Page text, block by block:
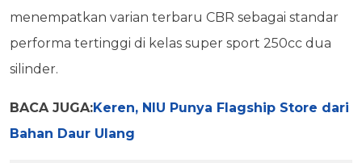
menempatkan varian terbaru CBR sebagai standar
performa tertinggi di kelas super sport 250cc dua
silinder.
BACA JUGA:Keren, NIU Punya Flagship Store dari
Bahan Daur Ulang